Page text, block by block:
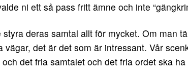
ni ett så pass fritt ämne och inte
styra deras samtal allt för mycket. Om man
vägar, det är det som är intressant. Vår
det fria samtalet och det fria ordet ska